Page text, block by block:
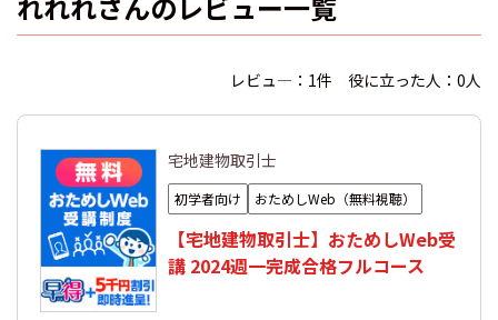
レビュ―：1件 役に立った人：0人
宅地建物取引士
初学者向け おためしWeb（無料視聴）
【宅地建物取引士】おためしWeb受
講 2024週一完成合格フルコース